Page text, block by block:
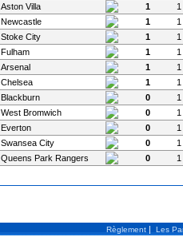
Aston Villa 1
1
Newcastle 1
1
Stoke City 1
1
Fulham 1
1
Arsenal 1
1
Chelsea 1
1
Blackburn 0
1
West Bromwich 0
1
Everton 0
1
Swansea City 0
1
Queens Park Rangers 0 1
Règlement | Les